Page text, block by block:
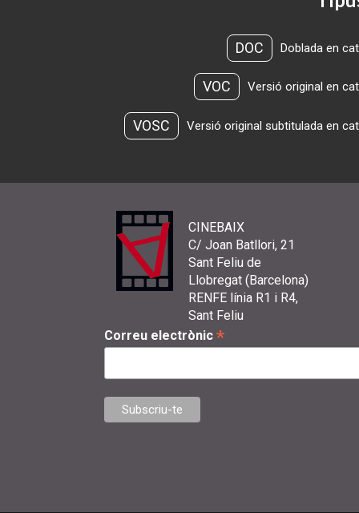
DOC Doblada en
VOC Versió original en
VOSC Versió original subtitulada en
CINEBAIX
C/ Joan Batllori, 21
Sant Feliu de
Llobregat (Barcelona)
RENFE línia R1 i R4,
Sant Feliu
Correu electrònic *